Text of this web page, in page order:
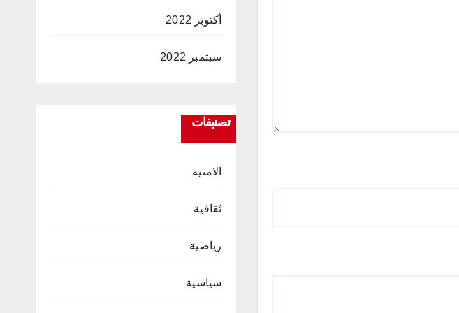
أكتوبر 2022
سبتمبر 2022
تصنيفات
الامنية
ثقافية
رياضية
سياسية